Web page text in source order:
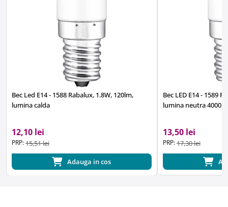
Bec Led E14 - 1588 Rabalux, 1.8W, 120lm,
lumina calda
12,10 lei
PRP:15,51 lei
Adauga in cos
Bec LED E14 - 1589
lumina neutra 4000K
13,50 lei
PRP:17,30 lei